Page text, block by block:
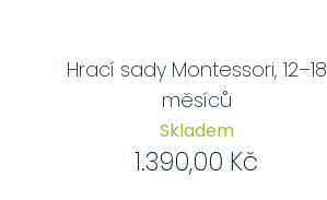
Hrací sady Montessori, 12–18
měsíců
Skladem
1.390,00 Kč